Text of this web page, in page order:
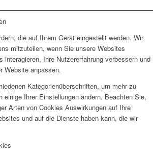
die auf Ihrem Gerät eingestellt werden. Wir
mitzuteilen, wenn Sie unsere Websites
interagieren, Ihre Nutzererfahrung verbessern und
Website anpassen.
Kategorienüberschriften, um mehr zu
einige Ihrer Einstellungen ändern. Beachten Sie,
Arten von Cookies Auswirkungen auf Ihre
und auf die Dienste haben kann, die wir